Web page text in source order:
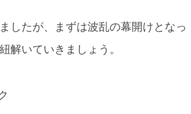
したが、まずは波乱の幕開けとなっ
解いていきましょう。